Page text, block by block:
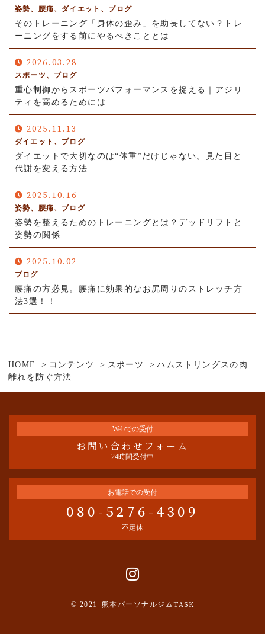
姿勢、腰痛、ダイエット、ブログ
そのトレーニング「身体の歪み」を助長してない？トレ
ーニングをする前にやるべきこととは
2026.03.28
スポーツ、ブログ
重心制御からスポーツパフォーマンスを捉える｜アジリ
ティを高めるためには
2025.11.13
ダイエット、ブログ
ダイエットで大切なのは“体重”だけじゃない。見た目と
代謝を変える方法
2025.10.16
姿勢、腰痛、ブログ
姿勢を整えるためのトレーニングとは？デッドリフトと
姿勢の関係
2025.10.02
ブログ
腰痛の方必見。腰痛に効果的なお尻周りのストレッチ方
法3選！！
HOME コンテンツ スポーツ
ハムストリングスの肉
離れを防ぐ方法
Webでの受付
お問い合わせフォーム
24時間受付中
お電話での受付
080-5276-4309
不定休
© 2021 熊本パーソナルジムTASK